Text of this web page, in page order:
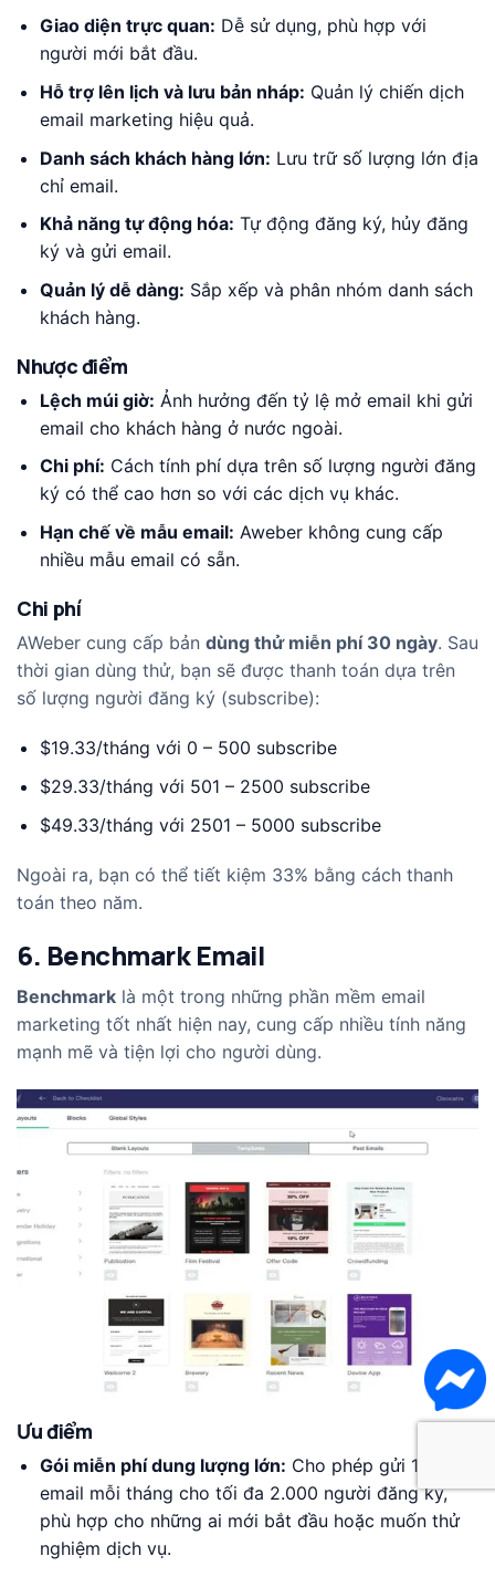
Giao diện trực quan: Dễ sử dụng, phù hợp với
người mới bắt đầu.
Hỗ trợ lên lịch và lưu bản nháp: Quản lý chiến dịch
email marketing hiệu quả.
Danh sách khách hàng lớn: Lưu trữ số lượng lớn địa
chỉ email.
Khả năng tự động hóa: Tự động đăng ký, hủy đăng
ký và gửi email.
Quản lý dễ dàng: Sắp xếp và phân nhóm danh sách
khách hàng.
Nhược điểm
Lệch múi giờ: Ảnh hưởng đến tỷ lệ mở email khi gửi
email cho khách hàng ở nước ngoài.
Chi phí: Cách tính phí dựa trên số lượng người đăng
ký có thể cao hơn so với các dịch vụ khác.
Hạn chế về mẫu email: Aweber không cung cấp
nhiều mẫu email có sẵn.
Chi phí
AWeber cung cấp bản dùng thử miễn phí 30 ngày. Sau
thời gian dùng thử, bạn sẽ được thanh toán dựa trên
số lượng người đăng ký (subscribe):
$19.33/tháng với 0 – 500 subscribe
$29.33/tháng với 501 – 2500 subscribe
$49.33/tháng với 2501 – 5000 subscribe
Ngoài ra, bạn có thể tiết kiệm 33% bằng cách thanh
toán theo năm.
6. Benchmark Email
Benchmark là một trong những phần mềm email
marketing tốt nhất hiện nay, cung cấp nhiều tính năng
mạnh mẽ và tiện lợi cho người dùng.
Ưu điểm
Gói miễn phí dung lượng lớn: Cho phép gửi 14.000
email mỗi tháng cho tối đa 2.000 người đăng ký,
phù hợp cho những ai mới bắt đầu hoặc muốn thử
nghiệm dịch vụ.